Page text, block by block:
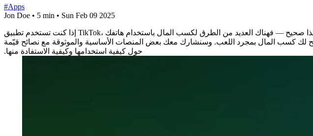
#Apps
Jon Doe • 5 min • Sun Feb 09 2025
إذا كنت تستخدم تطبيق TikTok، فمن المحتمل أنك شاهدت مقاطع فيديو يشارك فيها الناس نصائح وحيل حول كسب المال عبر الإنترنت. هذا صحيح — فهناك العديد من الطرق لكسب المال باستخدام هاتفك
لك كسب المال بمجرد اللعب. وسنشارك معك بعض المنصات الأساسية والموثوقة مع نصائح قيّمة
حول كيفية استخدامها وكيفية الاستفادة منها.